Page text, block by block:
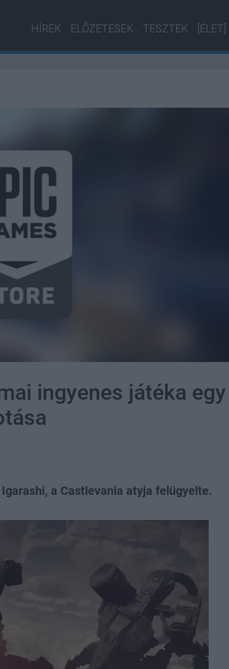
HÍREK ELŐZETESEK TESZTEK [ÉLET]
ingyenes játéka egy
a Castlevania atyja felügyelte.